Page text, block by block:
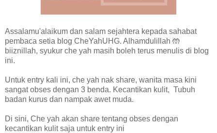
Assalamu'alaikum dan salam sejahtera kepada sahabat
pembaca setia blog CheYahUHG. Alhamdulillah 🤲
biiznillah, syukur che yah masih boleh terus menulis di blog
ini.
Untuk entry kali ini, che yah nak share, wanita masa kini
sangat obses dengan 3 benda. Kecantikan kulit, Tubuh
badan kurus dan nampak awet muda.
Di sini, Che yah akan share tentang obses dengan
kecantikan kulit saja untuk entry ini